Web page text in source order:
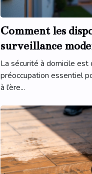
Comment les
surveillance
renforcent-ils la
domestique ?
La sécurité à domicile est
préoccupation essentiel
à l’ère...